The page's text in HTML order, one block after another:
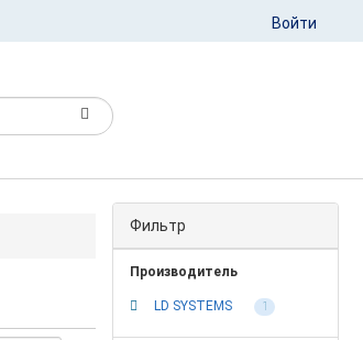
Войти
Фильтр
Производитель
LD SYSTEMS 1